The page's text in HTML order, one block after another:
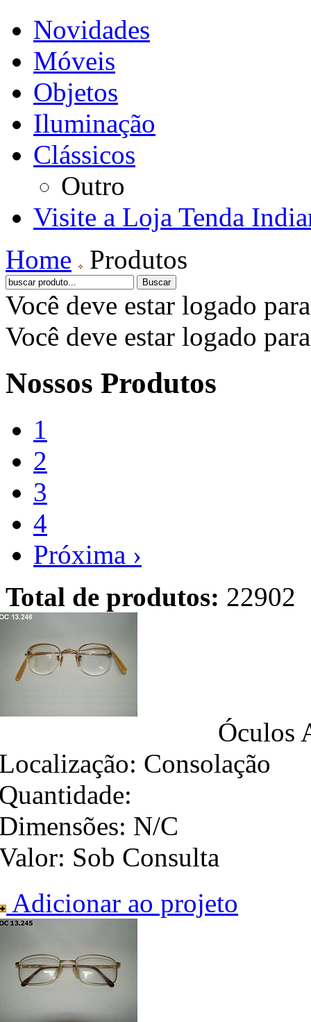
Novidades
Móveis
Objetos
Iluminação
Clássicos
Outro
Visite a Loja Tenda
Home
Produtos
Você deve estar logado
Você deve estar logado
Nossos Produtos
1
2
3
4
Próxima ›
Total de produtos: 22902
Óculos
Consolação
N/C
Sob Consulta
Adicionar ao projeto